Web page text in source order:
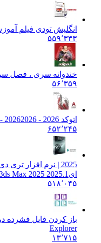
انگلیش تودی فیلم
۵۵۹٬۳۳۳
خندوانه سری ، فصل
۵۶٬۳۵۹
اتوکد 2026 - 2026
2026 - Autodesk AutoCAD 2026
۶۵۲٬۲۴۵
2025 | نرم افزار
ای Max 2025 2025.1
۵۱۸٬۰۴۵
باز کردن فایل فشرده در
Explorer
۱۳٬۷۱۵